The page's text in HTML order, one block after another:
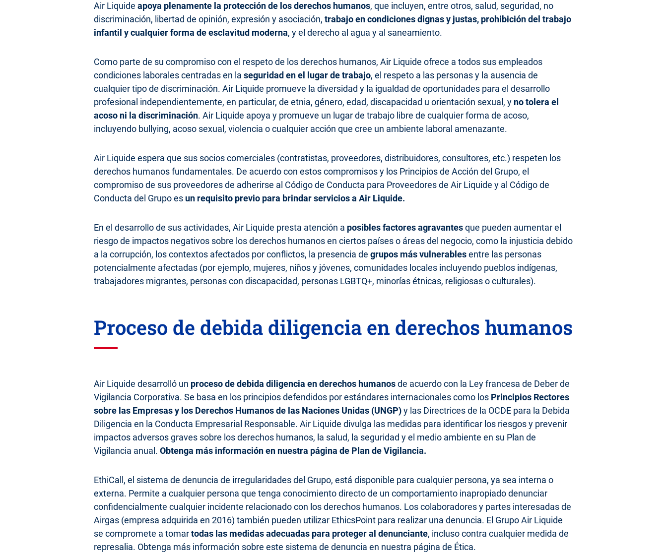
Air Liquide apoya plenamente la protección de los derechos humanos, que incluyen, entre otros, salud, seguridad, no
discriminación, libertad de opinión, expresión y asociación, trabajo en condiciones dignas y justas, prohibición del trabajo
infantil y cualquier forma de esclavitud moderna, y el derecho al agua y al saneamiento.
Como parte de su compromiso con el respeto de los derechos humanos, Air Liquide ofrece a todos sus empleados
condiciones laborales centradas en la seguridad en el lugar de trabajo, el respeto a las personas y la ausencia de
cualquier tipo de discriminación. Air Liquide promueve la diversidad y la igualdad de oportunidades para el desarrollo
profesional independientemente, en particular, de etnia, género, edad, discapacidad u orientación sexual, y no tolera el
acoso ni la discriminación. Air Liquide apoya y promueve un lugar de trabajo libre de cualquier forma de acoso,
incluyendo bullying, acoso sexual, violencia o cualquier acción que cree un ambiente laboral amenazante.
Air Liquide espera que sus socios comerciales (contratistas, proveedores, distribuidores, consultores, etc.) respeten los
derechos humanos fundamentales. De acuerdo con estos compromisos y los Principios de Acción del Grupo, el
compromiso de sus proveedores de adherirse al Código de Conducta para Proveedores de Air Liquide y al Código de
Conducta del Grupo es un requisito previo para brindar servicios a Air Liquide.
En el desarrollo de sus actividades, Air Liquide presta atención a posibles factores agravantesque pueden aumentar el
riesgo de impactos negativos sobre los derechos humanos en ciertos países o áreas del negocio, como la injusticia debido
a la corrupción, los contextos afectados por conflictos, la presencia de grupos más vulnerablesentre las personas
potencialmente afectadas (por ejemplo, mujeres, niños y jóvenes, comunidades locales incluyendo pueblos indígenas,
trabajadores migrantes, personas con discapacidad, personas LGBTQ+, minorías étnicas, religiosas o culturales).
Proceso de debida diligencia en derechos humanos
Air Liquide desarrolló un proceso de debida diligencia en derechos humanosde acuerdo con la Ley francesa de Deber de
Vigilancia Corporativa. Se basa en los principios defendidos por estándares internacionales como los Principios Rectores
sobre las Empresas y los Derechos Humanos de las Naciones Unidas (UNGP)y las Directrices de la OCDE para la Debida
Diligencia en la Conducta Empresarial Responsable. Air Liquide divulga las medidas para identificar los riesgos y prevenir
impactos adversos graves sobre los derechos humanos, la salud, la seguridad y el medio ambiente en su Plan de
Vigilancia anual. Obtenga más información en nuestra página de Plan de Vigilancia.
EthiCall, el sistema de denuncia de irregularidades del Grupo, está disponible para cualquier persona, ya sea interna o
externa. Permite a cualquier persona que tenga conocimiento directo de un comportamiento inapropiado denunciar
confidencialmente cualquier incidente relacionado con los derechos humanos. Los colaboradores y partes interesadas de
Airgas (empresa adquirida en 2016) también pueden utilizar EthicsPoint para realizar una denuncia. El Grupo Air Liquide
se compromete a tomartodas las medidas adecuadas para proteger al denunciante, incluso contra cualquier medida de
represalia. Obtenga más información sobre este sistema de denuncia en nuestra página de Ética.